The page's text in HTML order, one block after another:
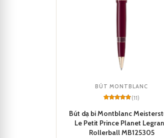
Bút
bảo việc
Bút bi
Được
hiện lòng
BÚT MONTBLANC
out of 5
based on
customer
(11)
Bút dạ bi Montblanc
Le Petit Prince Planet
Rollerball MB125305